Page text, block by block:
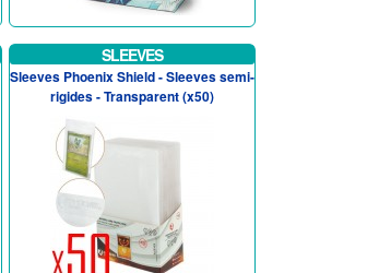
SLEEVES
Sleeves Phoenix Shield - Sleeves semi-
rigides - Transparent (x50)